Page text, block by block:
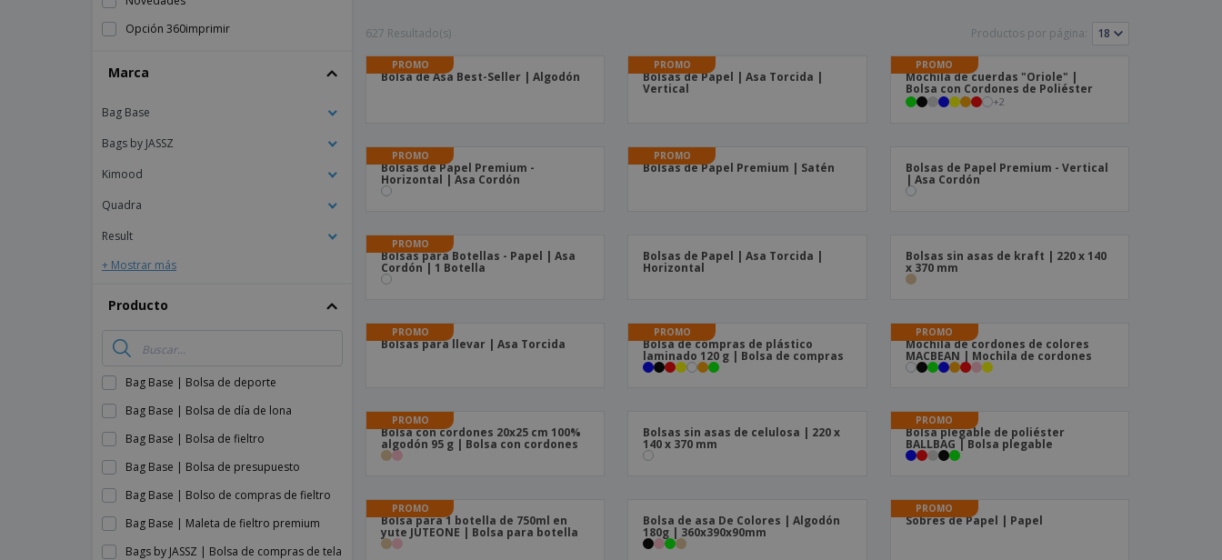
Opción 360imprimir
Marca
Bag Base
Bags by JASSZ
Kimood
Quadra
Result
+ Mostrar más
Producto
Bag Base | Bolsa de deporte
Bag Base | Bolsa de día de lona
Bag Base | Bolsa de fieltro
Bag Base | Bolsa de presupuesto
Bag Base | Bolso de compras de fieltro
Bag Base | Maleta de fieltro premium
Bags by JASSZ | Bolsa de compras de tela
627 Resultado(s) Productos por página:
PROMO
Bolsa de Asa Best-Seller | Algodón
PROMO
Bolsas de Papel | Asa Torcida |
Vertical
PROMO
Mochila de cuerdas "Oriole" |
Bolsa con Cordones de Poliéster
+2
PROMO
Bolsas de Papel Premium -
Horizontal | Asa Cordón
PROMO
Bolsas de Papel Premium | Satén Bolsas de Papel Premium - Vertical
| Asa Cordón
PROMO
Bolsas para Botellas - Papel | Asa
Cordón | 1 Botella
Bolsas de Papel | Asa Torcida |
Horizontal
Bolsas sin asas de kraft | 220 x 140
x 370 mm
PROMO
Bolsas para llevar | Asa Torcida
PROMO
Bolsa de compras de plástico
laminado 120 g | Bolsa de compras
PROMO
Mochila de cordones de colores
MACBEAN | Mochila de cordones
PROMO
Bolsa con cordones 20x25 cm 100%
algodón 95 g | Bolsa con cordones
Bolsas sin asas de celulosa | 220 x
140 x 370 mm
PROMO
Bolsa plegable de poliéster
BALLBAG | Bolsa plegable
PROMO
Bolsa para 1 botella de 750ml en
yute JUTEONE | Bolsa para botella
Bolsa de asa De Colores | Algodón
180g | 360x390x90mm
PROMO
Sobres de Papel | Papel